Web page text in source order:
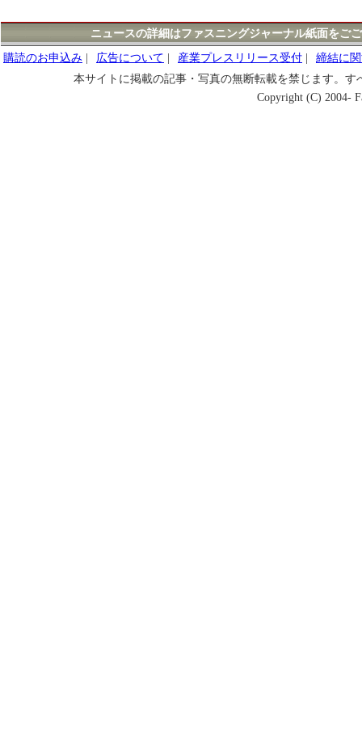
ニュースの詳細はファスニングジャーナル紙面をご
購読のお申込み | 広告について | 産業プレスリリース受付 |
締結に
本サイトに掲載の記事・写真の無断転載を禁じます。
Copyright (C) 2004-